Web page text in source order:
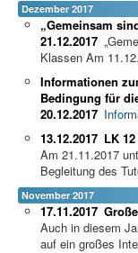
Dezember 2017
„Gemeinsam
21.12.2017
Klassen Am
Informationen
Bedingung für
20.12.2017
LK
13.12.2017
Am 21.11.2017
Begleitung des
November 2017
17.11.2017
Auch in diesem
auf ein großes